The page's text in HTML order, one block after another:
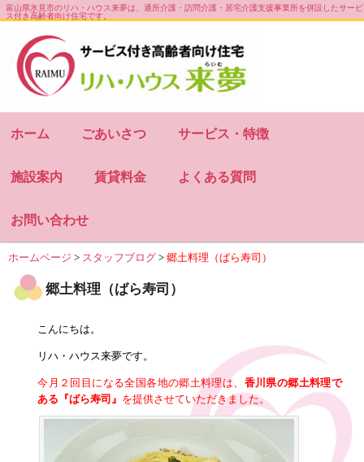
富山県氷見市のリハ・ハウス来夢は、通所介護・訪問介護・居宅介護支援事業所を併設したサービ
ス付き高齢者向け住宅です。
お知らせ 会社概要 サイトマップ
ホーム ごあいさつ サービス・特徴
施設案内 賃貸料金 よくある質問
お問い合わせ
ホームページ > スタッフブログ > 郷土料理（ばら寿司）
郷土料理（ばら寿司）
こんにちは。
リハ・ハウス来夢です。
今月２回目になる全国各地の郷土料理は、 香川県の郷土料理で
ある『ばら寿司』 を提供させていただきました。